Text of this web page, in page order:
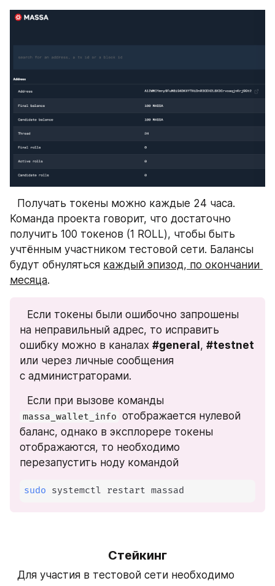
⠀Получать токены можно каждые 24 часа.
Команда проекта говорит, что достаточно
получить 100 токенов (1 ROLL), чтобы быть
учтённым участником тестовой сети. Балансы
будут обнуляться каждый эпизод, по окончании
месяца.
⠀Если токены были ошибочно запрошены
на неправильный адрес, то исправить
ошибку можно в каналах #general,
или через личные сообщения
с администраторами.
massa_wallet_info отображается нулевой
баланс, однако в эксплорере токены
отображаются, то необходимо
перезапустить ноду командой
sudo systemctl restart massad
Стейкинг
⠀Для участия в тестовой сети необходимо